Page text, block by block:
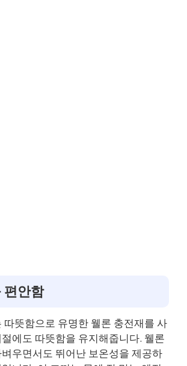
편안함
따뜻함으로 유명한 웰론 충전재를 사
에도 따뜻함을 유지해줍니다. 웰론
우면서도 뛰어난 보온성을 제공하